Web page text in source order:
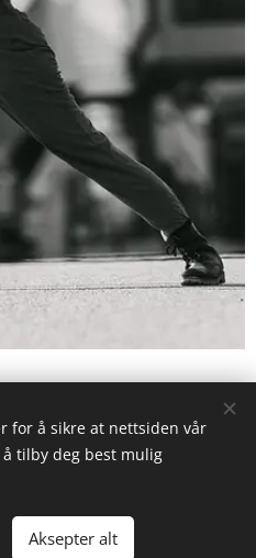
Berg. Alle rettigheter
Informasjonskapsler
for å sikre at nettsiden vår
tilby deg best mulig
Aksepter alt